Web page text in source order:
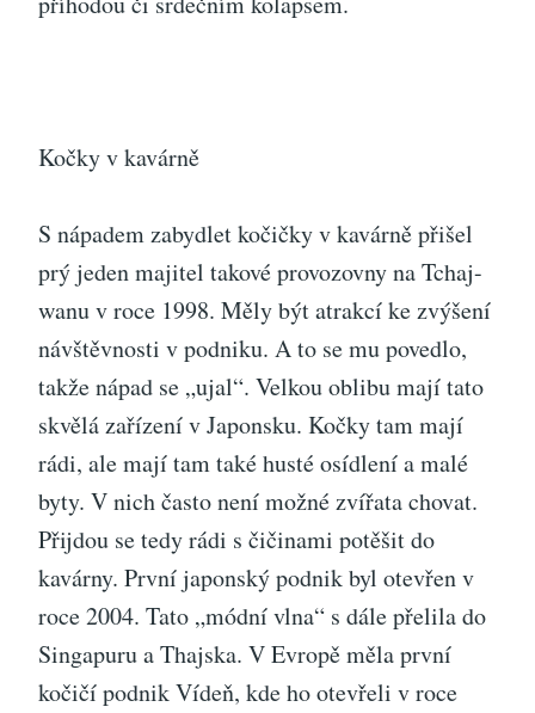
Kočky v kavárně
S nápadem zabydlet kočičky v kavárně přišel
prý jeden majitel takové provozovny na Tchaj-
wanu v roce 1998. Měly být atrakcí ke zvýšení
návštěvnosti v podniku. A to se mu povedlo,
takže nápad se „ujal“. Velkou oblibu mají tato
skvělá zařízení v Japonsku. Kočky tam mají
rádi, ale mají tam také husté osídlení a malé
byty. V nich často není možné zvířata chovat.
Přijdou se tedy rádi s čičinami potěšit do
kavárny. První japonský podnik byl otevřen v
roce 2004. Tato „módní vlna“ s dále přelila do
Singapuru a Thajska. V Evropě měla první
kočičí podnik Vídeň, kde ho otevřeli v roce